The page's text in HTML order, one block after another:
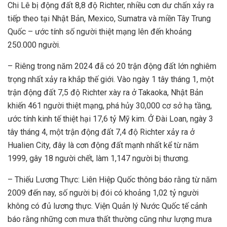
Chi Lê bị động đất 8,8 độ Richter, nhiều cơn dư chấn xảy ra
tiếp theo tại Nhật Bản, Mexico, Sumatra và miền Tây Trung
Quốc – ước tính số người thiệt mạng lên đến khoảng
250.000 người.
– Riêng trong năm 2024 đã có 20 trận động đất lớn nghiêm
trọng nhất xảy ra khắp thế giới. Vào ngày 1 tây tháng 1, một
trận động đất 7,5 độ Richter xày ra ở Takaoka, Nhật Bản
khiến 461 người thiệt mạng, phá hủy 30,000 cơ sở hạ tầng,
ước tính kinh tế thiệt hại 17,6 tỷ Mỹ kim. Ở Đài Loan, ngày 3
tây tháng 4, một trận động đất 7,4 độ Richter xảy ra ở
Hualien City, đây là cơn động đất mạnh nhất kể từ năm
1999, gây 18 người chết, làm 1,147 người bị thương.
– Thiếu Lương Thực: Liên Hiệp Quốc thông báo rằng từ năm
2009 đến nay, số người bị đói có khoảng 1,02 tỷ người
không có đủ lương thực. Viện Quản lý Nước Quốc tế cảnh
báo rằng những cơn mưa thất thường cũng như lượng mưa